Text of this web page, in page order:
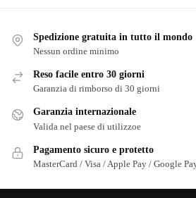
Spedizione gratuita in tutto il mondo
Nessun ordine minimo
Reso facile entro 30 giorni
Garanzia di rimborso di 30 giorni
Garanzia internazionale
Valida nel paese di utilizzoe
Pagamento sicuro e protetto
MasterCard / Visa / Apple Pay / Google